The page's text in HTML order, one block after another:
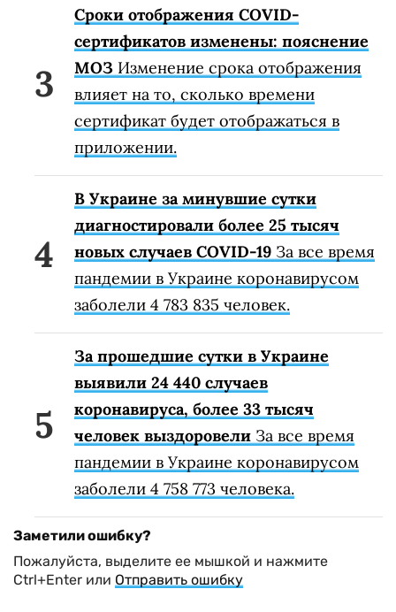
Сроки отображения COVID-
сертификатов изменены: пояснение
МОЗ Изменение срока отображения
влияет на то, сколько времени
сертификат будет отображаться в
приложении.
В Украине за минувшие сутки
диагностировали более 25 тысяч
новых случаев COVID-19 За все время
пандемии в Украине коронавирусом
заболели 4 783 835 человек.
За прошедшие сутки в Украине
выявили 24 440 случаев
коронавируса, более 33 тысяч
человек выздоровели За все время
пандемии в Украине коронавирусом
заболели 4 758 773 человека.
Заметили ошибку?
Пожалуйста, выделите ее мышкой и нажмите
Ctrl+Enter или Отправить ошибку